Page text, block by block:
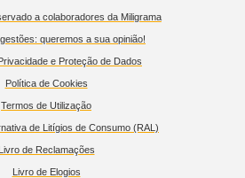
a colaboradores da Miligrama
queremos a sua opinião!
e Proteção de Dados
Política de Cookies
Termos de Utilização
de Litígios de Consumo (RAL)
Livro de Reclamações
Livro de Elogios